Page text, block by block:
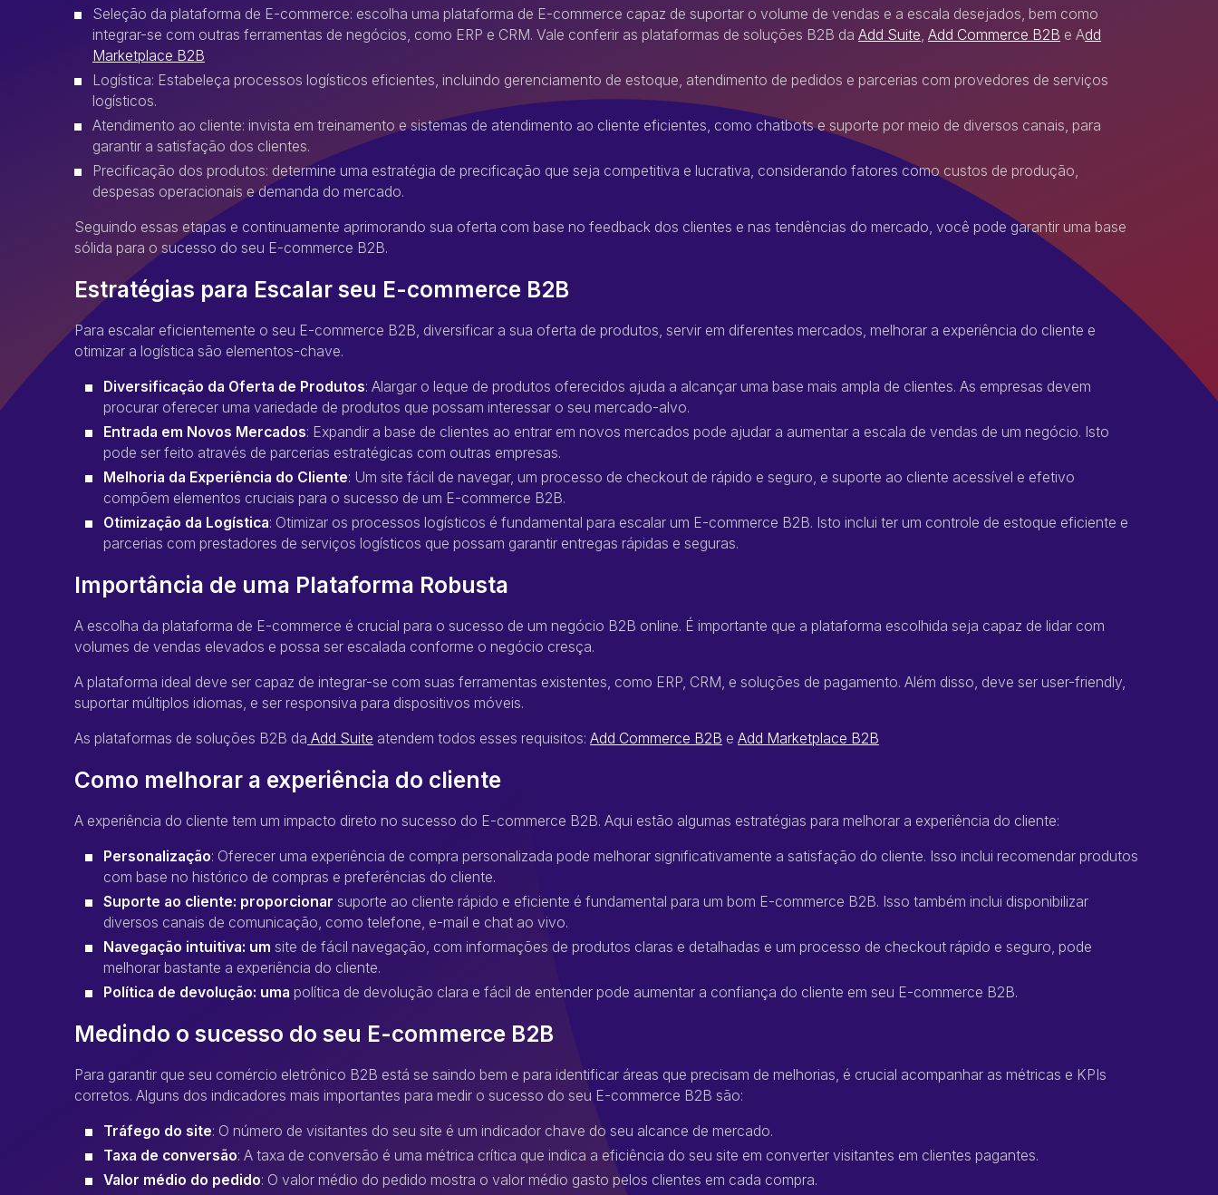
Seleção da plataforma de E-commerce: escolha uma plataforma de E-commerce capaz de suportar o volume de vendas e a escala desejados, bem como
integrar-se com outras ferramentas de negócios, como ERP e CRM. Vale conferir as plataformas de soluções B2B da Add Suite, Add Commerce B2B e Add
Marketplace B2B
Logística: Estabeleça processos logísticos eficientes, incluindo gerenciamento de estoque, atendimento de pedidos e parcerias com provedores de serviços
logísticos.
Atendimento ao cliente: invista em treinamento e sistemas de atendimento ao cliente eficientes, como chatbots e suporte por meio de diversos canais, para
garantir a satisfação dos clientes.
Precificação dos produtos: determine uma estratégia de precificação que seja competitiva e lucrativa, considerando fatores como custos de produção,
despesas operacionais e demanda do mercado.
Seguindo essas etapas e continuamente aprimorando sua oferta com base no feedback dos clientes e nas tendências do mercado, você pode garantir uma base
sólida para o sucesso do seu E-commerce B2B.
Estratégias para Escalar seu E-commerce B2B
Para escalar eficientemente o seu E-commerce B2B, diversificar a sua oferta de produtos, servir em diferentes mercados, melhorar a experiência do cliente e
otimizar a logística são elementos-chave.
Diversificação da Oferta de Produtos: Alargar o leque de produtos oferecidos ajuda a alcançar uma base mais ampla de clientes. As empresas devem
procurar oferecer uma variedade de produtos que possam interessar o seu mercado-alvo.
Entrada em Novos Mercados: Expandir a base de clientes ao entrar em novos mercados pode ajudar a aumentar a escala de vendas de um negócio. Isto
pode ser feito através de parcerias estratégicas com outras empresas.
Melhoria da Experiência do Cliente: Um site fácil de navegar, um processo de checkout de rápido e seguro, e suporte ao cliente acessível e efetivo
compõem elementos cruciais para o sucesso de um E-commerce B2B.
Otimização da Logística: Otimizar os processos logísticos é fundamental para escalar um E-commerce B2B. Isto inclui ter um controle de estoque eficiente e
parcerias com prestadores de serviços logísticos que possam garantir entregas rápidas e seguras.
Importância de uma Plataforma Robusta
A escolha da plataforma de E-commerce é crucial para o sucesso de um negócio B2B online. É importante que a plataforma escolhida seja capaz de lidar com
volumes de vendas elevados e possa ser escalada conforme o negócio cresça.
A plataforma ideal deve ser capaz de integrar-se com suas ferramentas existentes, como ERP, CRM, e soluções de pagamento. Além disso, deve ser user-friendly,
suportar múltiplos idiomas, e ser responsiva para dispositivos móveis.
As plataformas de soluções B2B da Add Suite atendem todos esses requisitos: Add Commerce B2B e Add Marketplace B2B
Como melhorar a experiência do cliente
A experiência do cliente tem um impacto direto no sucesso do E-commerce B2B. Aqui estão algumas estratégias para melhorar a experiência do cliente:
Personalização: Oferecer uma experiência de compra personalizada pode melhorar significativamente a satisfação do cliente. Isso inclui recomendar produtos
com base no histórico de compras e preferências do cliente.
Suporte ao cliente: proporcionar suporte ao cliente rápido e eficiente é fundamental para um bom E-commerce B2B. Isso também inclui disponibilizar
diversos canais de comunicação, como telefone, e-mail e chat ao vivo.
Navegação intuitiva: um site de fácil navegação, com informações de produtos claras e detalhadas e um processo de checkout rápido e seguro, pode
melhorar bastante a experiência do cliente.
Política de devolução: uma política de devolução clara e fácil de entender pode aumentar a confiança do cliente em seu E-commerce B2B.
Medindo o sucesso do seu E-commerce B2B
Para garantir que seu comércio eletrônico B2B está se saindo bem e para identificar áreas que precisam de melhorias, é crucial acompanhar as métricas e KPIs
corretos. Alguns dos indicadores mais importantes para medir o sucesso do seu E-commerce B2B são:
Tráfego do site: O número de visitantes do seu site é um indicador chave do seu alcance de mercado.
Taxa de conversão: A taxa de conversão é uma métrica crítica que indica a eficiência do seu site em converter visitantes em clientes pagantes.
Valor médio do pedido: O valor médio do pedido mostra o valor médio gasto pelos clientes em cada compra.